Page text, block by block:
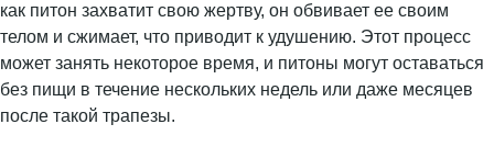
как питон захватит свою жертву, он обвивает ее своим
телом и сжимает, что приводит к удушению. Этот процесс
может занять некоторое время, и питоны могут оставаться
без пищи в течение нескольких недель или даже месяцев
после такой трапезы.